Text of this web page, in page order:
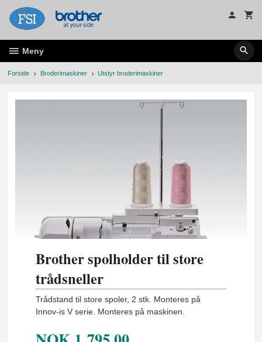
innholdet
Meny
Forside Broderimaskiner Utstyr broderimaskiner
Brother spolholder til store
trådsneller
Trådstand til store spoler, 2 stk. Monteres på
Innov-is V serie. Monteres på maskinen.